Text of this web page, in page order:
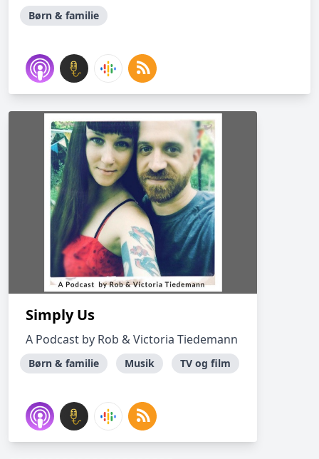
Børn & familie
Simply Us
A Podcast by Rob & Victoria Tiedemann
Børn & familie Musik TV og film